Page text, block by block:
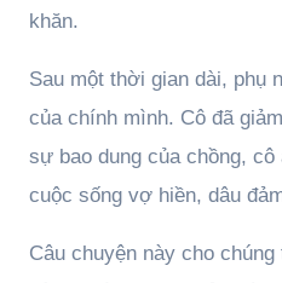
khăn.
Sau một thời gian dài, phụ
của chính mình. Cô đã
sự bao dung của chồng,
cuộc sống vợ hiền, dâu
Câu chuyện này cho